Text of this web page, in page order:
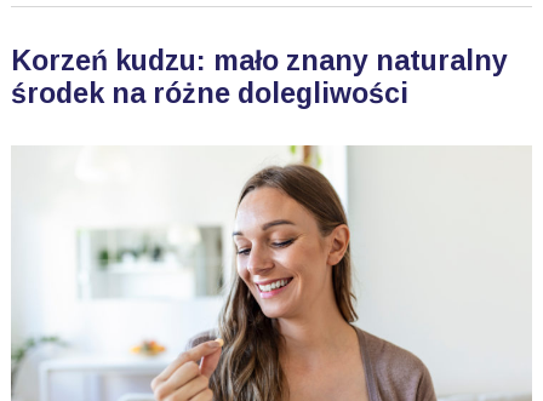
Korzeń kudzu: mało znany naturalny
środek na różne dolegliwości